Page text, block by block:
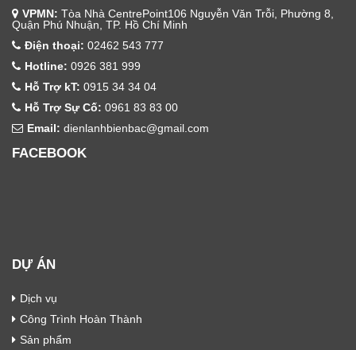
VPMN: Tòa Nhà CentrePoint106 Nguyễn Văn Trỗi, Phường 8,
Quận Phú Nhuận, TP. Hồ Chí Minh
Điện thoại: 02462 543 777
Hotline: 0926 381 999
Hỗ Trợ kT: 0915 34 34 04
Hỗ Trợ Sự Cố: 0961 83 83 00
Email: dienlanhbienbac@gmail.com
FACEBOOK
DỰ ÁN
Dịch vụ
Công Trình Hoàn Thành
Sản phẩm